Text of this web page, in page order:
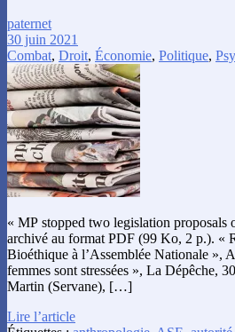
paternet
30 juin 2021
Combat, Droit, Économie, Politique,
« MP stopped two legislation
archivé au format PDF (99 Ko, 2 p.). «
Bioéthique à l’Assemblée Nationale »,
femmes sont stressées », La Dépêche,
Martin (Servane), […]
Lire l’article